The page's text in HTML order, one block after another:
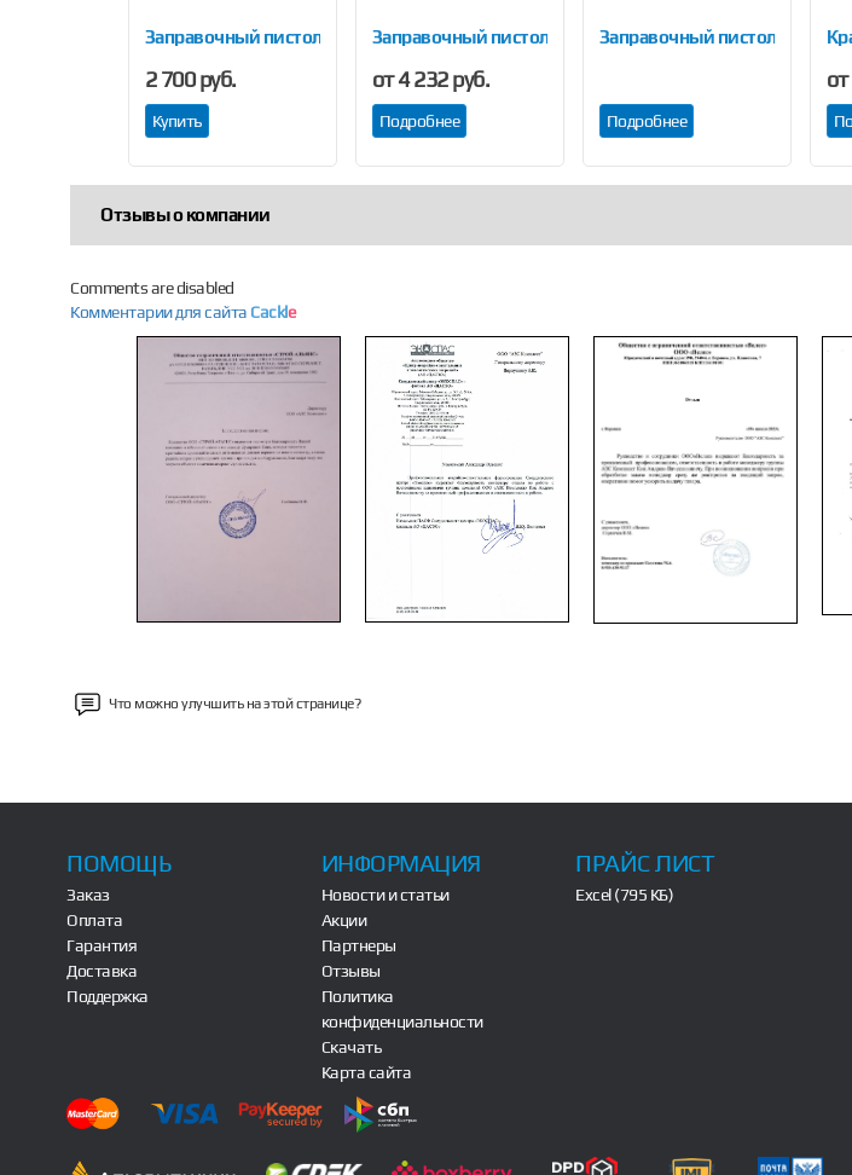
АЗС-01-00
Заправочный пистолет AILE-11AP
2 700 руб.
Купить
Заправочный пистолет OPW 0011-ALPI 940
от 4 232 руб.
Подробнее
Заправочный пистолет TDW-
Подробнее
Отзывы о компании
Comments are disabled
Комментарии для сайта Cackle
Что можно улучшить на этой странице?
ПОМОЩЬ
Заказ
Оплата
Гарантия
Доставка
Поддержка
ИНФОРМАЦИЯ
Новости и статьи
Акции
Партнеры
Отзывы
Политика
конфиденциальности
Скачать
Карта сайта
ПРАЙС ЛИСТ
Excel (795 КБ)